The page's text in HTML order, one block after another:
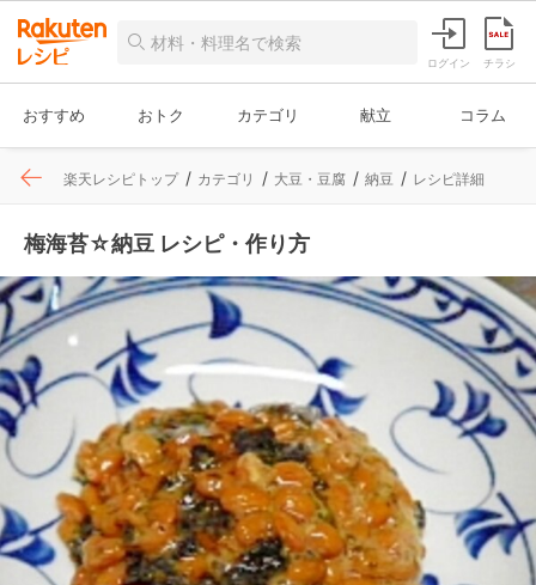
ログイン チラシ
おすすめ おトク カテゴリ 献立 コラム
楽天レシピトップ カテゴリ 大豆・豆腐 納豆 レシピ詳細
梅海苔☆納豆 レシピ・作り方